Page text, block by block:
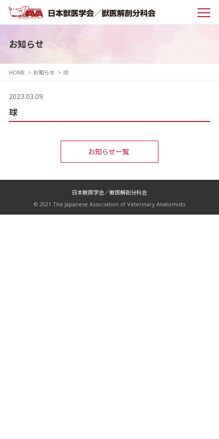
お知らせ
HOME お知らせ 球
2023.03.09
球
お知らせ一覧
日本獣医学会／獣医解剖分科会
© 2021 The Japanese Association of Veterinary Anatomists